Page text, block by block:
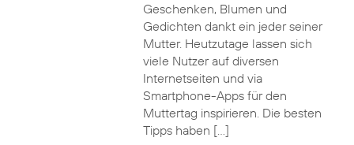
Geschenken, Blumen und
Gedichten dankt ein jeder seiner
Mutter. Heutzutage lassen sich
viele Nutzer auf diversen
Internetseiten und via
Smartphone-Apps für den
Muttertag inspirieren. Die besten
Tipps haben […]